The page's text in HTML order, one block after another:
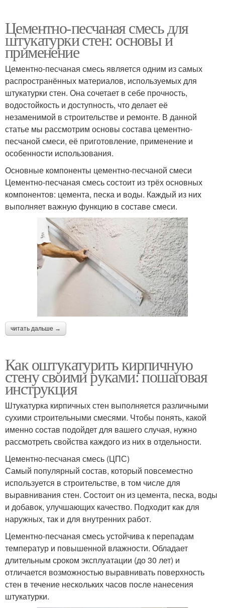
Цементно-песчаная смесь для
штукатурки стен: основы и
применение
Цементно-песчаная смесь является одним из самых
распространённых материалов, используемых для
штукатурки стен. Она сочетает в себе прочность,
водостойкость и доступность, что делает её
незаменимой в строительстве и ремонте. В данной
статье мы рассмотрим основы состава цементно-
песчаной смеси, её приготовление, применение и
особенности использования.
Основные компоненты цементно-песчаной смеси
Цементно-песчаная смесь состоит из трёх основных
компонентов: цемента, песка и воды. Каждый из них
выполняет важную функцию в составе смеси.
читать дальше →
Как оштукатурить кирпичную
стену своими руками: пошаговая
инструкция
Штукатурка кирпичных стен выполняется различными
сухими строительными смесями. Чтобы понять, какой
именно состав подойдет для вашего случая, нужно
рассмотреть свойства каждого из них в отдельности.
Цементно-песчаная смесь (ЦПС)
Самый популярный состав, который повсеместно
используется в строительстве, в том числе для
выравнивания стен. Состоит он из цемента, песка, воды
и добавок, улучшающих качество. Подходит как для
наружных, так и для внутренних работ.
Цементно-песчаная смесь устойчива к перепадам
температур и повышенной влажности. Обладает
длительным сроком эксплуатации (до 30 лет) и
отличается возможностью выравнивать поверхность
стен в течение нескольких часов после нанесения
штукатурки.